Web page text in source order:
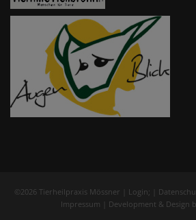
©2026 Tierheilpraxis Mössner | Login; |
Impressum | Development & Design